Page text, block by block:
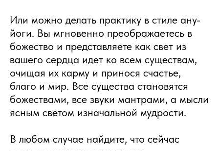
Или можно делать практику в стиле ану-
йоги. Вы мгновенно преображаетесь в
божество и представляете как свет из
вашего сердца идет ко всем существам,
очищая их карму и принося счастье,
благо и мир. Все существа становятся
божествами, все звуки мантрами, а мысли
ясным светом изначальной мудрости.
В любом случае найдите, что сейчас